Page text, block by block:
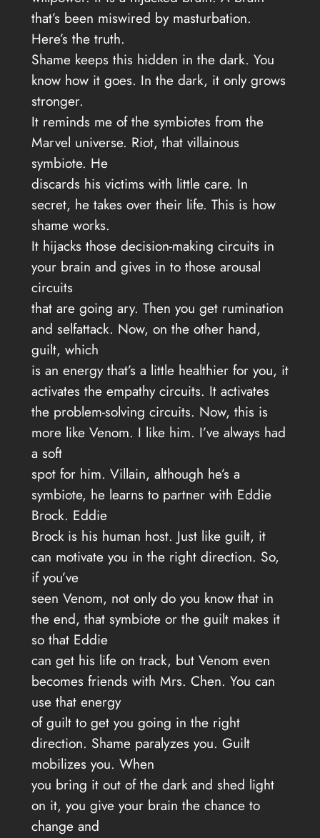
that’s been miswired by masturbation.
Here’s the truth.
Shame keeps this hidden in the dark. You
know how it goes. In the dark, it only grows
stronger.
It reminds me of the symbiotes from the
Marvel universe. Riot, that villainous
symbiote. He
discards his victims with little care. In
secret, he takes over their life. This is how
shame works.
It hijacks those decision-making circuits in
your brain and gives in to those arousal
circuits
that are going ary. Then you get rumination
and selfattack. Now, on the other hand,
guilt, which
is an energy that’s a little healthier for you, it
activates the empathy circuits. It activates
the problem-solving circuits. Now, this is
more like Venom. I like him. I’ve always had
a soft
spot for him. Villain, although he’s a
symbiote, he learns to partner with Eddie
Brock. Eddie
Brock is his human host. Just like guilt, it
can motivate you in the right direction. So,
if you’ve
seen Venom, not only do you know that in
the end, that symbiote or the guilt makes it
so that Eddie
can get his life on track, but Venom even
becomes friends with Mrs. Chen. You can
use that energy
of guilt to get you going in the right
direction. Shame paralyzes you. Guilt
mobilizes you. When
you bring it out of the dark and shed light
on it, you give your brain the chance to
change and